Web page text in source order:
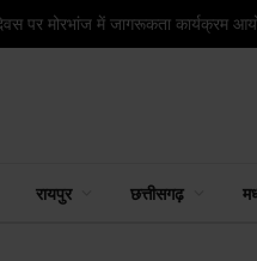
पर मोरभांज में जागरूकता कार्यक्रम
रायपुर छत्तीसगढ़